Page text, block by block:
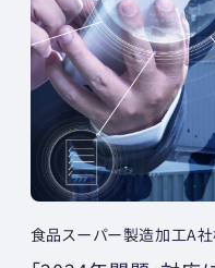
食品スーパー製造加工A